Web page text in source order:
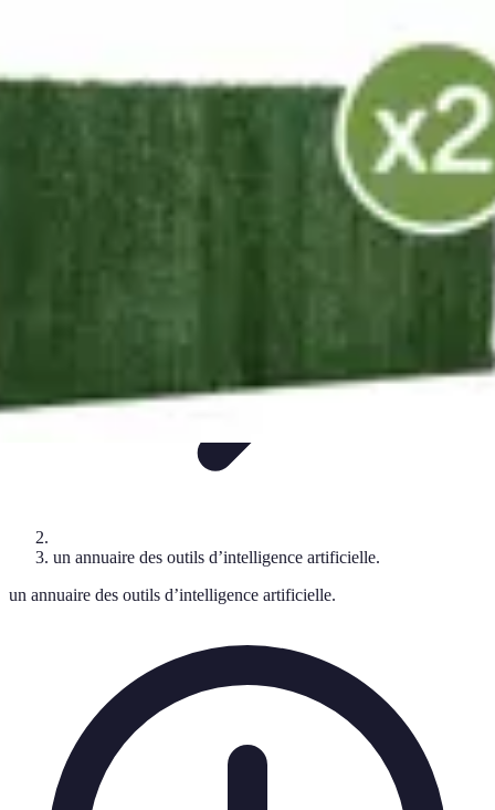
Annuaire IA Expert
un annuaire des outils d’intelligence artificielle.
un annuaire des outils d’intelligence artificielle.